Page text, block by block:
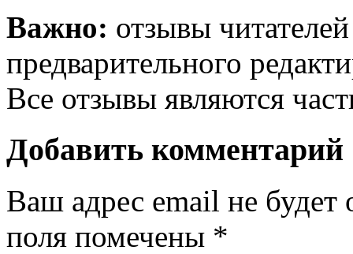
Важно: отзывы
предварительного
Все отзывы являются
Добавить комментарий
Ваш адрес email не будет
поля помечены *